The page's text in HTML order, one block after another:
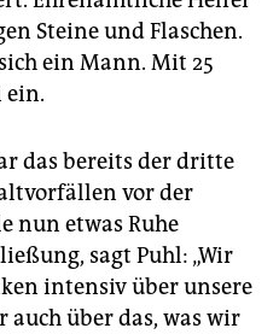
Steine und Flaschen.
ein Mann. Mit 25
ein.
das bereits der dritte
vor der
nun etwas Ruhe
sagt Puhl: „Wir
intensiv über unsere
über das, was wir